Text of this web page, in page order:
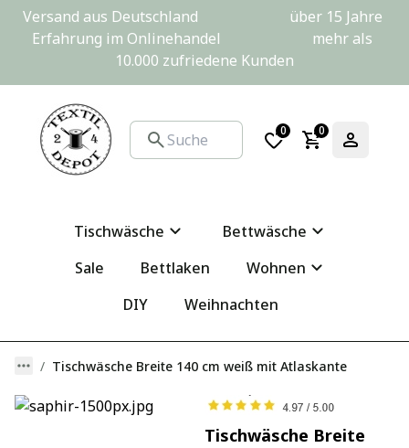
Versand aus Deutschland                         über 15 Jahre
Erfahrung im Onlinehandel                         mehr als
10.000 zufriedene Kunden
0 0
Tischwäsche
Bettwäsche
Sale
Bettlaken
Wohnen
DIY
Weihnachten
Tischwäsche Breite 140 cm weiß mit Atlaskante
Tischwäsche Breite